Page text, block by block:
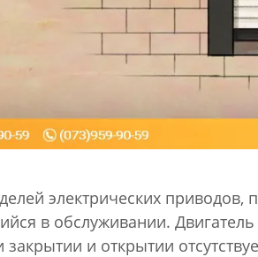
электрических
в обслуживании.
и открытии